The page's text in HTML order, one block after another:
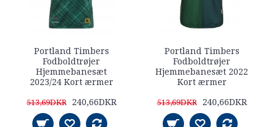
Portland Timbers
Fodboldtrøjer
Hjemmebanesæt
2023/24 Kort ærmer
513,69DKR 240,66DKR
Portland Timbers
Fodboldtrøjer
Hjemmebanesæt 2022
Kort ærmer
513,69DKR 240,66DKR